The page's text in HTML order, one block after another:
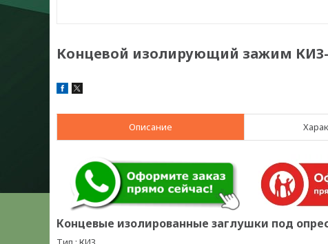
Концевой изолирующий зажим КИЗ-
Описание
Концевые изолированные заглушки под